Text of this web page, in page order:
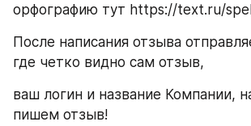
орфографию тут https://text.ru/
После написания отзыва
где четко видно сам отзыв,
ваш логин и название Компании,
пишем отзыв!